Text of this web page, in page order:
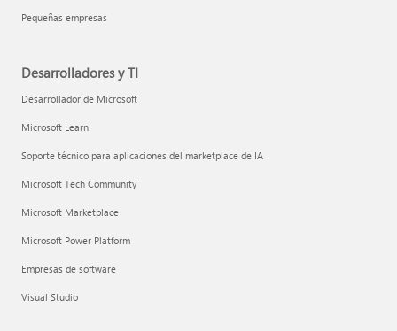
Pequeñas empresas
Desarrolladores y TI
Desarrollador de Microsoft
Microsoft Learn
Soporte técnico para aplicaciones del marketplace de IA
Microsoft Tech Community
Microsoft Marketplace
Microsoft Power Platform
Empresas de software
Visual Studio